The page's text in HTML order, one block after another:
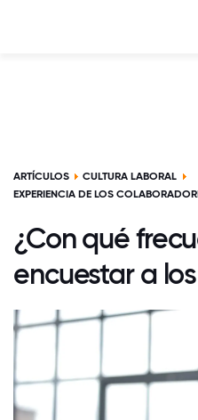
ARTÍCULOS
CULTURA LABORAL
EXPERIENCIA DE LOS
¿Con qué
encuestar a